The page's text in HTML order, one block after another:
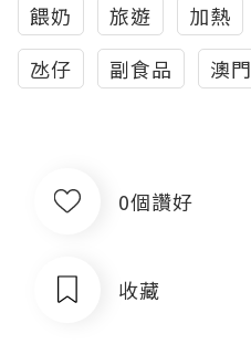
餵奶 旅遊 加熱
氹仔
副食品 澳門
0個讚好
收藏